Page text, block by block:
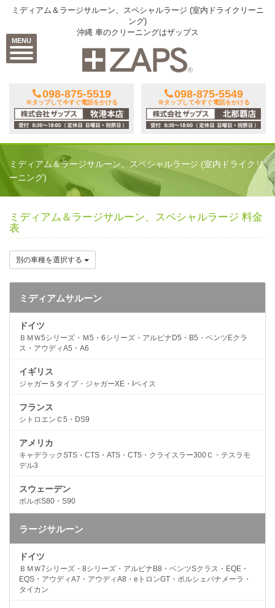
MENU
ミディアム＆ラージサルーン、スペシャルラージ (室内ドライクリーニ
ング)
沖縄 車のクリーニングはザップス
098-875-5519
※タップして今すぐ電話をかける
098-875-5549
※タップして今すぐ電話をかける
ミディアム＆ラージサルーン、スペシャルラージ (室内ドライクリ
ーニング)
ミディアム＆ラージサルーン、スペシャルラージ 料金
表
別の車種を選択する
ミディアムサルーン
ドイツ
ＢＭＷ5シリーズ・Ｍ5・6シリーズ・アルピナD5・B5・ベンツEクラ
ス・アウディA5・A6
イギリス
ジャガーＳタイプ・ジャガーXE・Iペイス
フランス
シトロエンＣ5・DS9
アメリカ
キャデラックSTS・CTS・ATS・CT5・クライスラー300Ｃ・テスラモ
デル3
スウェーデン
ボルボS80・S90
ラージサルーン
ドイツ
ＢＭＷ7シリーズ・8シリーズ・アルピナB8・ベンツSクラス・EQE・
EQS・アウディA7・アウディA8・eトロンGT・ポルシェパナメーラ・
タイカン